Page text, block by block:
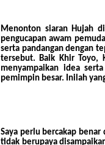
Menonton siaran Hujah
pengucapan awam
serta pandangan dengan
tersebut. Baik Khir Toyo,
menyampaikan idea
pemimpin besar. Inilah
Saya perlu bercakap
tidak berupaya